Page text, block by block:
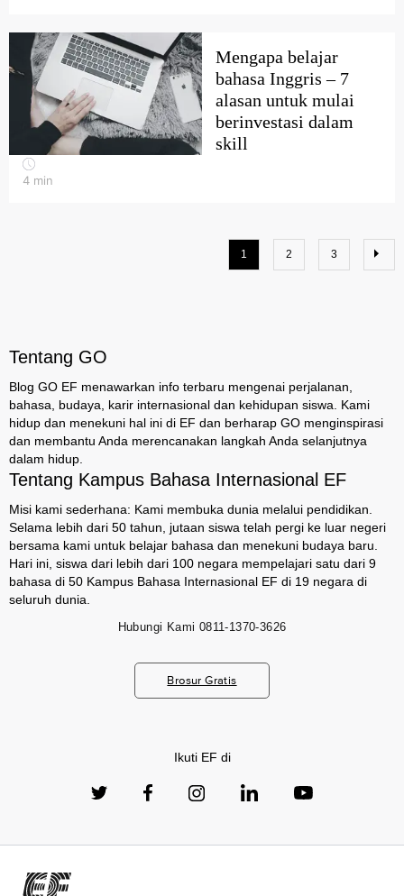
Mengapa belajar
bahasa Inggris – 7
alasan untuk mulai
berinvestasi dalam
skill
4 min
1 2 3
Tentang GO
Blog GO EF menawarkan info terbaru mengenai perjalanan,
bahasa, budaya, karir internasional dan kehidupan siswa. Kami
hidup dan menekuni hal ini di EF dan berharap GO menginspirasi
dan membantu Anda merencanakan langkah Anda selanjutnya
dalam hidup.
Tentang Kampus Bahasa Internasional EF
Misi kami sederhana: Kami membuka dunia melalui pendidikan.
Selama lebih dari 50 tahun, jutaan siswa telah pergi ke luar negeri
bersama kami untuk belajar bahasa dan menekuni budaya baru.
Hari ini, siswa dari lebih dari 100 negara mempelajari satu dari 9
bahasa di 50 Kampus Bahasa Internasional EF di 19 negara di
seluruh dunia.
Hubungi Kami 0811-1370-3626
Brosur Gratis
Ikuti EF di